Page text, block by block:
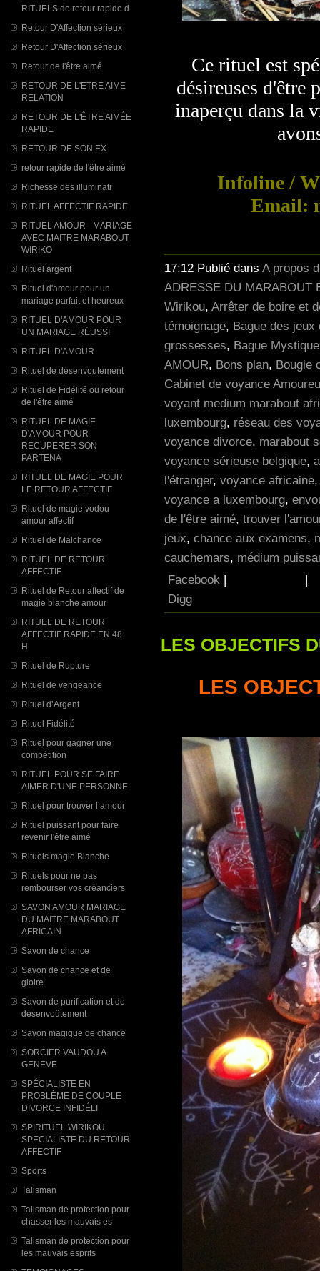
RITUELS de retour rapide d
Retour D'Affection sérieux
Retour D'Affection sérieux
Retour de l'être aimé
RETOUR DE L'ETRE AIME
RELATION
RETOUR DE L'ÊTRE AIMÉE
RAPIDE
RETOUR DE SON EX
retour rapide de l'être aimé
Richesse des illuminati
RITUEL AFFECTIF RAPIDE
RITUEL AMOUR - MARIAGE
AVEC MAITRE MARABOUT
WIRIKO
Rituel argent
Rituel d'amour pour un
mariage parfait et heureux
RITUEL D'AMOUR POUR
UN MARIAGE RÉUSSI
RITUEL D'AMOUR
Rituel de désenvoutement
Rituel de Fidélité ou retour
de l'être aimé
RITUEL DE MAGIE
D'AMOUR POUR
RECUPERER SON
PARTENA
RITUEL DE MAGIE POUR
LE RETOUR AFFECTIF
Rituel de magie vodou
amour affectif
Rituel de Malchance
RITUEL DE RETOUR
AFFECTIF
Rituel de Retour affectif de
magie blanche amour
RITUEL DE RETOUR
AFFECTIF RAPIDE EN 48
H
Rituel de Rupture
Rituel de vengeance
Rituel d’Argent
Rituel Fidélité
Rituel pour gagner une
compétition
RITUEL POUR SE FAIRE
AIMER D'UNE PERSONNE
Rituel pour trouver l’amour
Rituel puissant pour faire
revenir l'être aimé
Rituels magie Blanche
Rituels pour ne pas
rembourser vos créanciers
SAVON AMOUR MARIAGE
DU MAITRE MARABOUT
AFRICAIN
Savon de chance
Savon de chance et de
gloire
Savon de purification et de
désenvoûtement
Savon magique de chance
SORCIER VAUDOU A
GENEVE
SPÉCIALISTE EN
PROBLÈME DE COUPLE
DIVORCE INFIDÉLI
SPIRITUEL WIRIKOU
SPECIALISTE DU RETOUR
AFFECTIF
Sports
Talisman
Talisman de protection pour
chasser les mauvais es
Talisman de protection pour
les mauvais esprits
Ce rituel est
désireuses d'être
inaperçu dans la
Infoline /
Email:
17:12 Publié dans A propos
ADRESSE DU MARABOUT
Wirikou, Arrêter de boire et
témoignage, Bague des jeux
grossesses, Bague
AMOUR, Bons plan, Bougie
Cabinet de voyance
voyant medium marabout
luxembourg, réseau des
voyance divorce, marabout
voyance sérieuse belgique,
l'étranger, voyance africaine
voyance a luxembourg,
de l'être aimé, trouver
jeux, chance aux examens,
cauchemars, médium
Facebook |
|
Digg
LES OBJECTIFS
LES